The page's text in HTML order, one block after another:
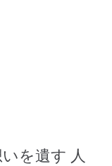
いを遺す 人